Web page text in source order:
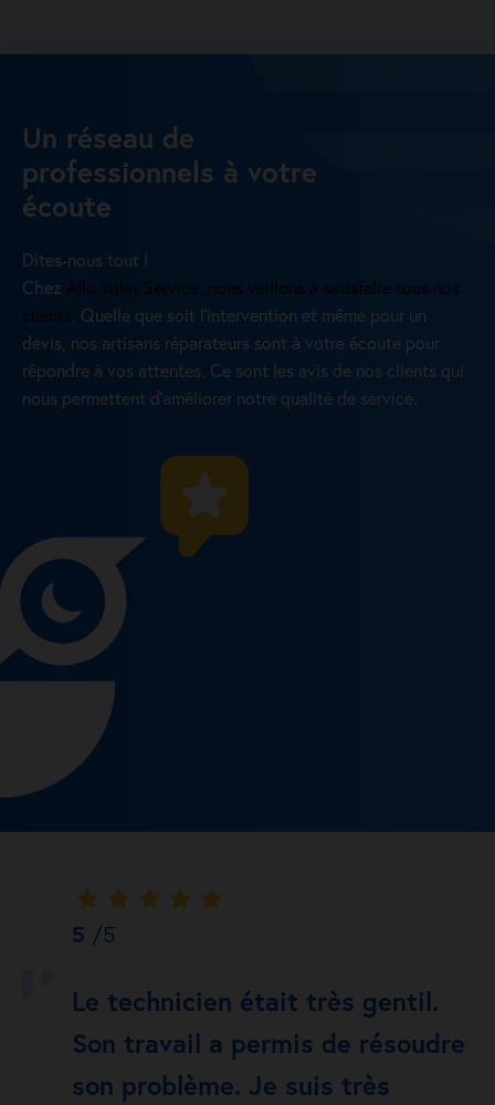
Un réseau de
professionnels à votre
écoute
Dites-nous tout !
Chez Allo Volet Service, nous veillons à satisfaire tous nos
clients . Quelle que soit l’intervention et même pour un
devis, nos artisans réparateurs sont à votre écoute pour
répondre à vos attentes. Ce sont les avis de nos clients qui
nous permettent d’améliorer notre qualité de service.
5 /5
Le technicien était très gentil.
Son travail a permis de résoudre
son problème. Je suis très